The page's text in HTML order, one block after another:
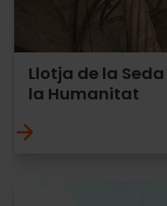
Llotja de la
la Humanitat